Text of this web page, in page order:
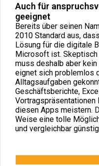
Auch für
geeignet
Bereits über seinen
2010 Standard aus,
Lösung für die digitale
Microsoft ist.
muss deshalb aber
eignet sich problemlos
Alltagsaufgaben
Geschäftsberichte,
diesen Apps meistern.
Weise eine tolle
und vergleichbar